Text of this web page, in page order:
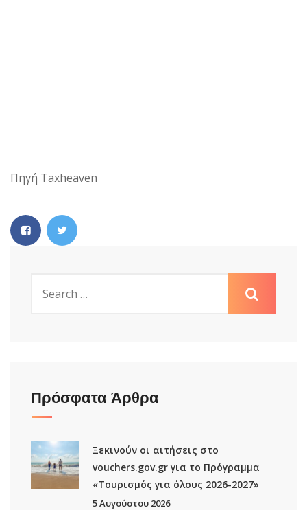
Πηγή Taxheaven
Πρόσφατα Άρθρα
Ξεκινούν οι αιτήσεις στο
vouchers.gov.gr για το Πρόγραμμα
«Τουρισμός για όλους 2026-2027»
5 Αυγούστου 2026